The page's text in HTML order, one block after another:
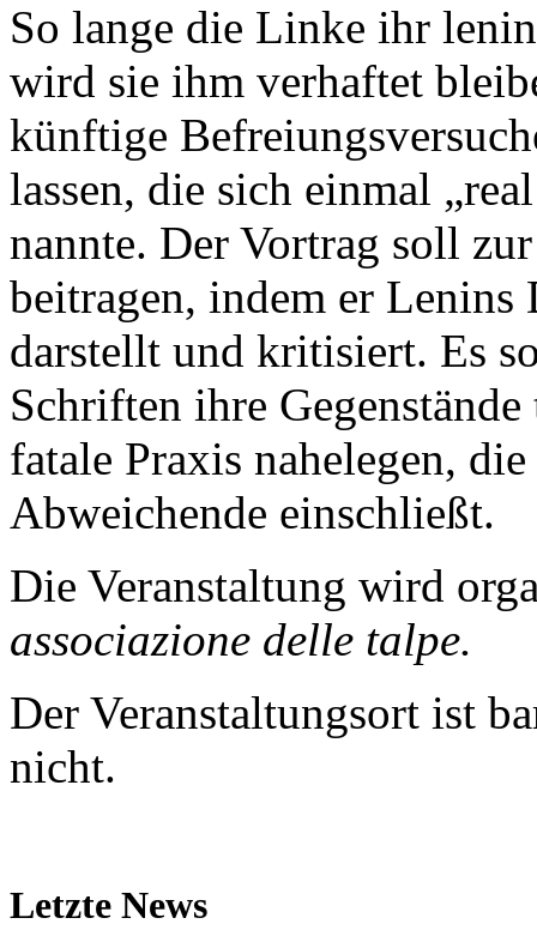
So lange die Linke ihr
wird sie ihm verhaftet
künftige
lassen, die sich einmal
nannte. Der Vortrag soll
beitragen, indem er
darstellt und kritisiert. Es
Schriften ihre
fatale Praxis nahelegen,
Abweichende einschließt.
Die Veranstaltung wird
associazione delle talpe.
Der Veranstaltungsort ist
nicht.
Letzte News